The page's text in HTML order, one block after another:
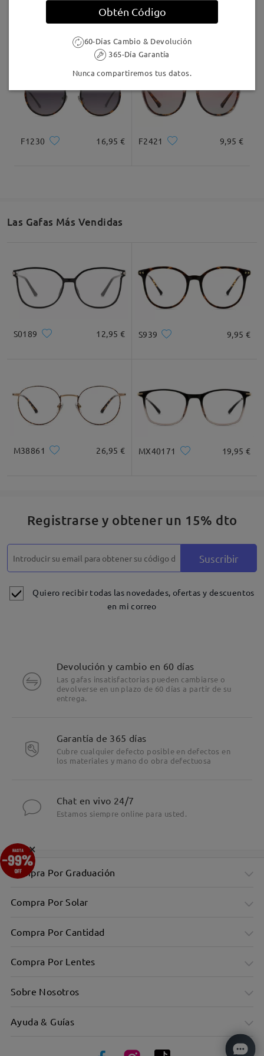
F1230 16,95 € F2421 9,95 €
Las Gafas Más Vendidas
S0189 12,95 € S939 9,95 €
M38861 26,95 € MX40171 19,95 €
Registrarse y obtener un 15% dto
Suscribir
Quiero recibir todas las novedades, ofertas y descuentos
en mi correo
Devolución y cambio en 60 días
Las gafas insatisfactorias pueden cambiarse o
devolverse en un plazo de 60 días a partir de su
entrega.
Garantía de 365 días
Cubre cualquier defecto posible en defectos en
los materiales y mano do obra defectuosa
Chat en vivo 24/7
Estamos siempre online para usted.
Compra Por Graduación
Compra Por Solar
Compra Por Cantidad
Compra Por Lentes
Sobre Nosotros
Ayuda & Guías
×
Obtén Código
60-Días Cambio & Devolución
365-Día Garantía
Nunca compartiremos tus datos.